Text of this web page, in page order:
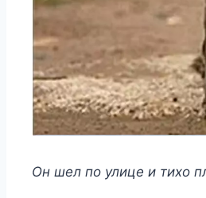
Он шел по улице и тихо